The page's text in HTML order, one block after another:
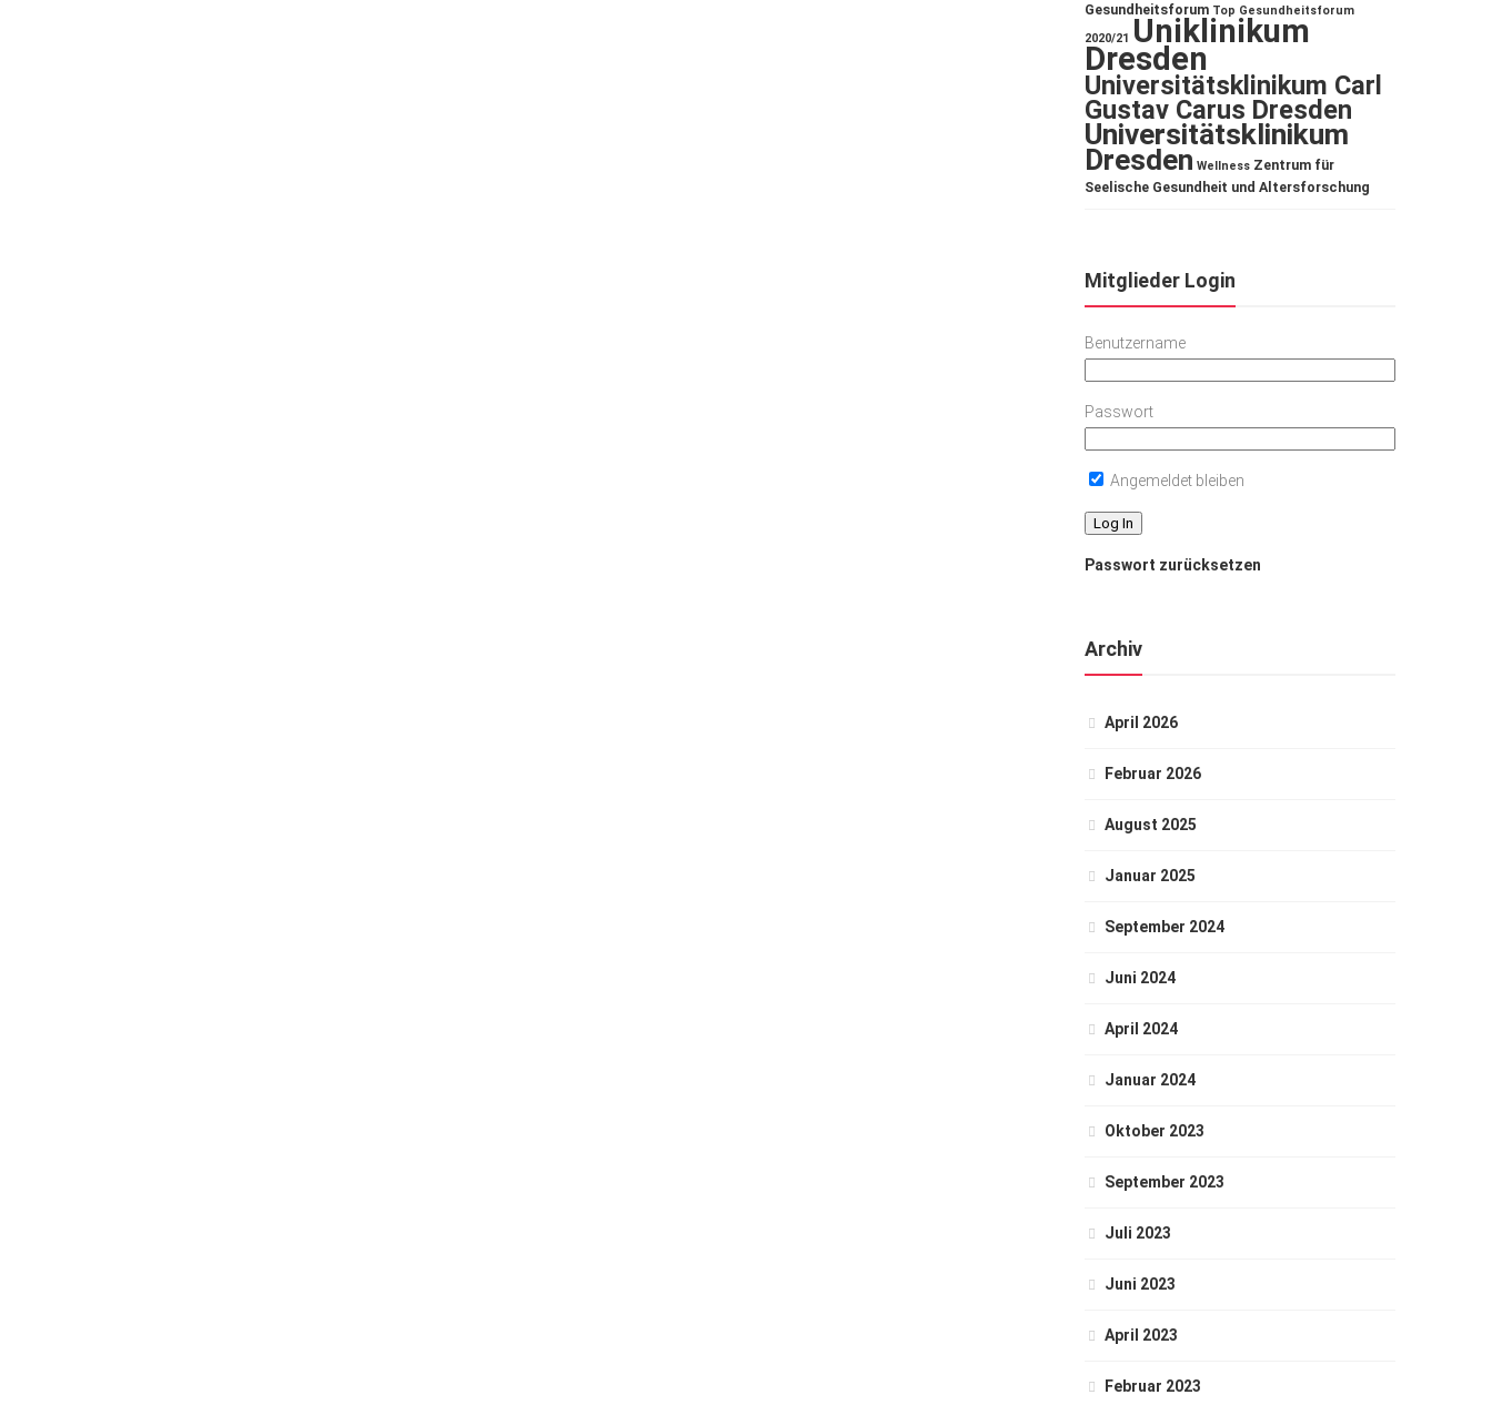
Gesundheitsforum Top Gesundheitsforum
2020/21 Uniklinikum
Dresden
Universitätsklinikum Carl
Gustav Carus Dresden
Universitätsklinikum
Dresden Wellness Zentrum für
Seelische Gesundheit und Altersforschung
Mitglieder Login
Benutzername
Passwort
Angemeldet bleiben
Passwort zurücksetzen
Archiv
April 2026
Februar 2026
August 2025
Januar 2025
September 2024
Juni 2024
April 2024
Januar 2024
Oktober 2023
September 2023
Juli 2023
Juni 2023
April 2023
Februar 2023